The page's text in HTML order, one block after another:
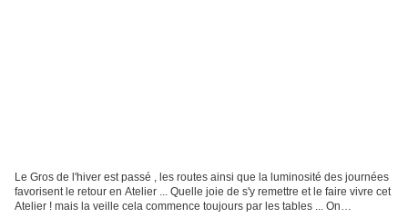
Le Gros de l'hiver est passé , les routes ainsi que la luminosité des journées
favorisent le retour en Atelier ... Quelle joie de s'y remettre et le faire vivre cet
Atelier ! mais la veille cela commence toujours par les tables ... On